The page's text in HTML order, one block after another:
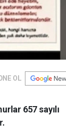
OL
657 sayılı